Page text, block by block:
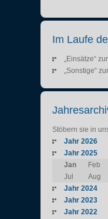
Im Laufe
„Einsätze“
„Sonstige“
Stöbern sie in
Jahr 2026
Jahr 2025
Jan
Feb
Jul
Aug
Jahr 2024
Jahr 2023
Jahr 2022